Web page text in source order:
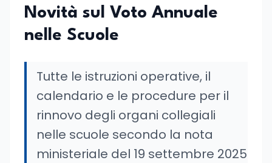
Novità sul Voto Annuale
nelle Scuole
Tutte le istruzioni operative, il
calendario e le procedure per il
rinnovo degli organi collegiali
nelle scuole secondo la nota
ministeriale del 19 settembre 2025